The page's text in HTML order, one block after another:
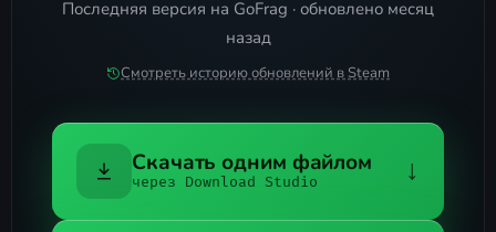
Последняя версия на GoFrag · обновлено месяц
назад
Смотреть историю обновлений в Steam
Скачать одним файлом
через Download Studio ↓